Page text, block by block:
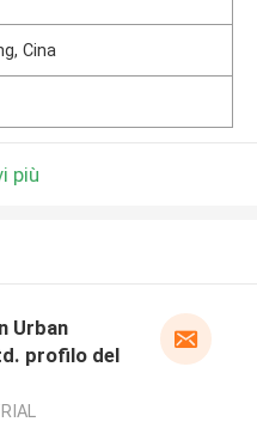
Cina
più
Urban
profilo del